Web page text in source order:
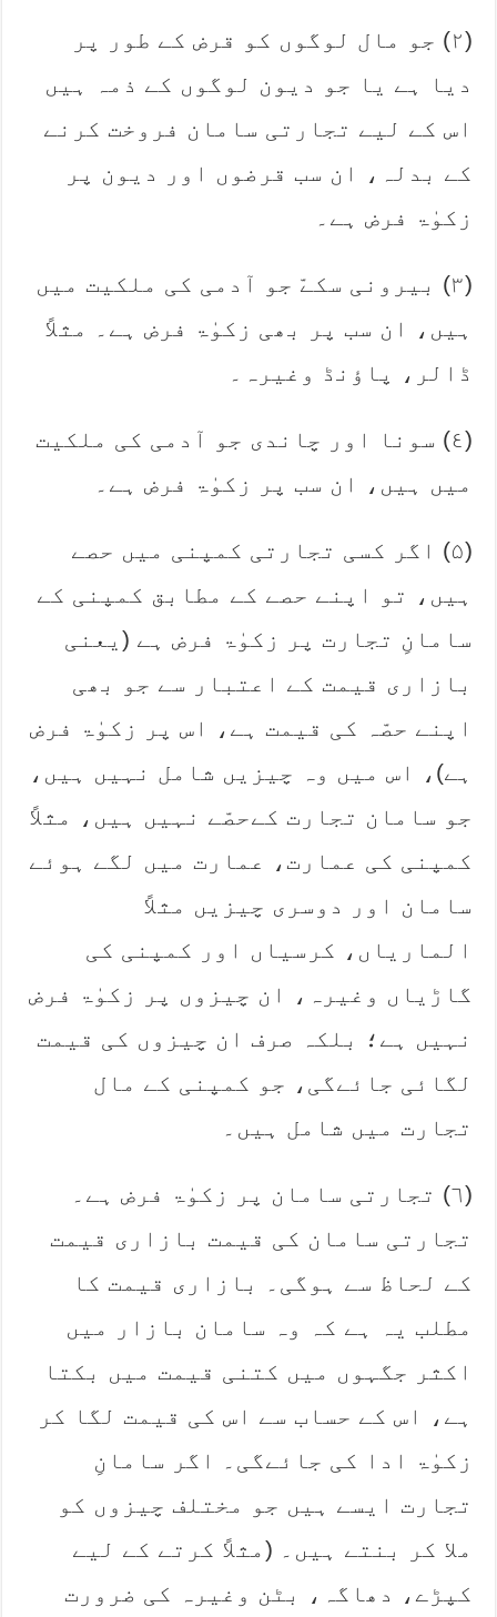
‏(۲) جو مال لوگوں کو قرض کے طور پر
دیا ہے یا جو دیون لوگوں کے ذمہ ہیں
اس کے لیے تجارتی سامان ‏فروخت کرنے
کے بدلہ، ان سب قرضوں اور دیون پر
زکوٰۃ فرض ہے۔
‏(۳) بیرونی سکےّ جو آدمی کی ملکیت میں
ہیں، ان سب پر بھی زکوٰۃ فرض ہے۔ مثلاً
ڈالر، پاؤنڈ وغیرہ۔
‏(٤) سونا اور چاندی جو آدمی کی ملکیت
میں ہیں، ان سب پر زکوٰۃ فرض ہے۔
‏(۵) اگر کسی تجارتی کمپنی میں حصے
ہیں، تو اپنے حصے کے مطابق کمپنی کے
سامانِ تجارت پر زکوٰۃ فرض ہے ‏‏(یعنی
بازاری قیمت کے اعتبار سے جو بھی
اپنے حصّہ کی قیمت ہے، اس پر زکوٰۃ فرض
ہے)، اس میں وہ ‏چیزیں شامل نہیں ہیں،
جو سامان تجارت کےحصّے نہیں ہیں، مثلاً
کمپنی کی عمارت، عمارت میں لگے ہوئے
‏سامان اور دوسری چیزیں مثلاً
الماریاں، کرسیاں اور کمپنی کی
گاڑیاں وغیرہ، ان چیزوں پر زکوٰۃ فرض
نہیں ‏ہے؛ بلکہ صرف ان چیزوں کی قیمت
لگائی جائےگی، جو کمپنی کے مال
تجارت میں شامل ہیں۔ ‏
‏(٦) تجارتی سامان پر زکوٰۃ فرض ہے۔
تجارتی سامان کی قیمت بازاری قیمت
کے لحاظ سے ہوگی۔ بازاری ‏قیمت کا
مطلب یہ ہے کہ وہ سامان بازار میں
اکثر جگہوں میں کتنی قیمت میں بکتا
ہے، اس کے حساب سے اس ‏کی قیمت لگا کر
زکوٰۃ ادا کی جائےگی۔ اگر سامانِ
تجارت ایسے ہیں جو مختلف چیزوں کو
ملا کر بنتے ہیں۔ (مثلاً ‏کرتے کے لیے
کپڑے، دھاگہ، بٹن وغیرہ کی ضرورت